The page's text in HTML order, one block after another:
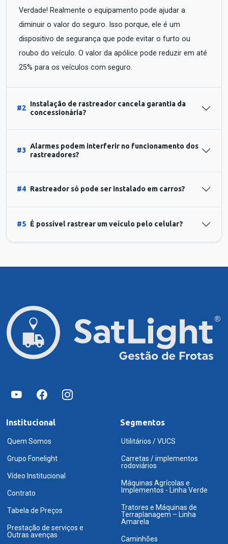
Verdade! Realmente o equipamento pode ajudar a
diminuir o valor do seguro. Isso porque, ele é um
dispositivo de segurança que pode evitar o furto ou
roubo do veículo. O valor da apólice pode reduzir em até
25% para os veículos com seguro.
#2
Instalação de rastreador cancela garantia da
concessionária?
#3
Alarmes podem interferir no funcionamento dos
rastreadores?
#4 Rastreador só pode ser instalado em carros?
#5 É possível rastrear um veículo pelo celular?
Institucional
Quem Somos
Grupo Fonelight
Vídeo Institucional
Contrato
Tabela de Preços
Prestação de serviços e
Outras avenças
Segmentos
Utilitários / VUCS
Carretas / implementos
rodoviários
Máquinas Agrícolas e
Implementos - Linha Verde
Tratores e Máquinas de
Terraplanagem – Linha
Amarela
Caminhões